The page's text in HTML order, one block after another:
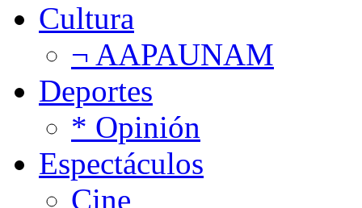
Cultura
¬ AAPAUNAM
Deportes
* Opinión
Espectáculos
Cine